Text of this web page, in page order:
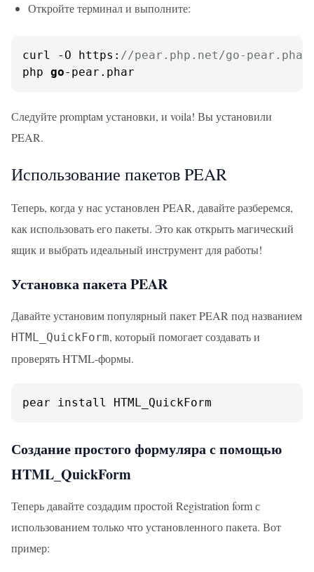
Откройте терминал и выполните:
curl -O https: //pear.php.net/go-pear.phar
php go-pear.phar
Следуйте promptам установки, и voila! Вы установили
PEAR.
Использование пакетов PEAR
Теперь, когда у нас установлен PEAR, давайте разберемся,
как использовать его пакеты. Это как открыть магический
ящик и выбрать идеальный инструмент для работы!
Установка пакета PEAR
Давайте установим популярный пакет PEAR под названием
HTML_QuickForm, который помогает создавать и
проверять HTML-формы.
pear install HTML_QuickForm
Создание простого формуляра с помощью
HTML_QuickForm
Теперь давайте создадим простой Registration form с
использованием только что установленного пакета. Вот
пример: